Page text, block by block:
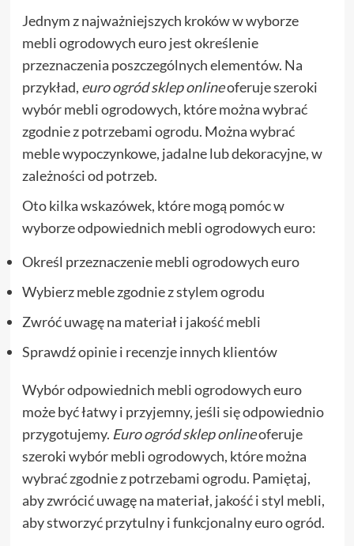
Jednym z najważniejszych kroków w wyborze
mebli ogrodowych euro jest określenie
przeznaczenia poszczególnych elementów. Na
przykład, euro ogród sklep onlineoferuje szeroki
wybór mebli ogrodowych, które można wybrać
zgodnie z potrzebami ogrodu. Można wybrać
meble wypoczynkowe, jadalne lub dekoracyjne, w
zależności od potrzeb.
Oto kilka wskazówek, które mogą pomóc w
wyborze odpowiednich mebli ogrodowych euro:
Określ przeznaczenie mebli ogrodowych euro
Wybierz meble zgodnie z stylem ogrodu
Zwróć uwagę na materiał i jakość mebli
Sprawdź opinie i recenzje innych klientów
Wybór odpowiednich mebli ogrodowych euro
może być łatwy i przyjemny, jeśli się odpowiednio
przygotujemy. Euro ogród sklep onlineoferuje
szeroki wybór mebli ogrodowych, które można
wybrać zgodnie z potrzebami ogrodu. Pamiętaj,
aby zwrócić uwagę na materiał, jakość i styl mebli,
aby stworzyć przytulny i funkcjonalny euro ogród.